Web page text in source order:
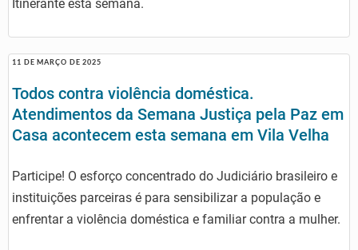
Itinerante esta semana.
11 DE MARÇO DE 2025
Todos contra violência doméstica.
Atendimentos da Semana Justiça pela Paz em
Casa acontecem esta semana em Vila Velha
Participe! O esforço concentrado do Judiciário brasileiro e
instituições parceiras é para sensibilizar a população e
enfrentar a violência doméstica e familiar contra a mulher.